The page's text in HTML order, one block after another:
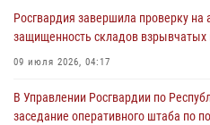
29 июля 2026, 09:41
26 сигналов «Тревога» с
29 июля 2026, 08:37
Росгвардия завершила проверку на
защищенность складов взрывчатых
09 июля 2026, 04:17
В Управлении Росгвардии по
заседание оперативного штаба по